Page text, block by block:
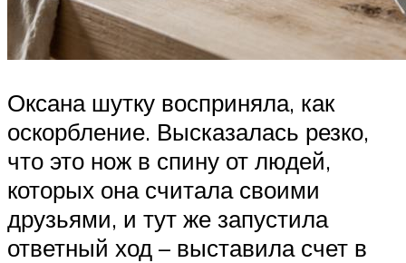
Оксана шутку восприняла, как
оскорбление. Высказалась резко,
что это нож в спину от людей,
которых она считала своими
друзьями, и тут же запустила
ответный ход – выставила счет в